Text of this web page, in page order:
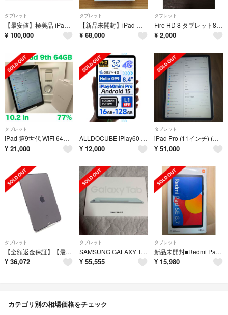
タブレット
【最安値】極美品 iPad Air M4 11インチ ブルー
¥ 100,000
タブレット
【新品未開封】iPad 第11世代 A16 Wi-Fi 128GB ブルー
¥ 68,000
タブレット
Fire HD 8 タブレット8インチHDディスプレイ 16GB
¥ 2,000
タブレット
iPad 第9世代 WiFi 64GB スペースグレイBT77%
¥ 21,000
ALLDOCUBE iPlay60 mini Pro
¥ 12,000
タブレット
iPad Pro (11インチ) (第2世代) 128GB
¥ 51,000
タブレット
【全額返金保証】【最速発送】Apple iPad iPad Air（第4世代） 10.9インチ 256GB Softbank 動作確認済
¥ 36,072
タブレット
SAMSUNG GALAXY Tab SM-X510NLGAXJP
¥ 55,555
タブレット
新品未開封■Redmi Pad SE 8.7 グレー WiFi■国内正規品■おまけ付き
¥ 15,980
カテゴリ別の相場価格をチェック